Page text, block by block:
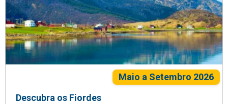
Maio a Setembro 2026
Descubra os Fiordes